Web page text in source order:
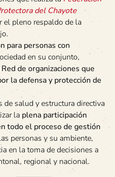
del Chayote
el pleno respaldo de la
para personas con
en su conjunto,
Red de organizaciones que
la defensa y protección de
de salud y estructura directiva
la plena participación
todo el proceso de gestión
personas y su ambiente,
en la toma de decisiones a
regional y nacional.